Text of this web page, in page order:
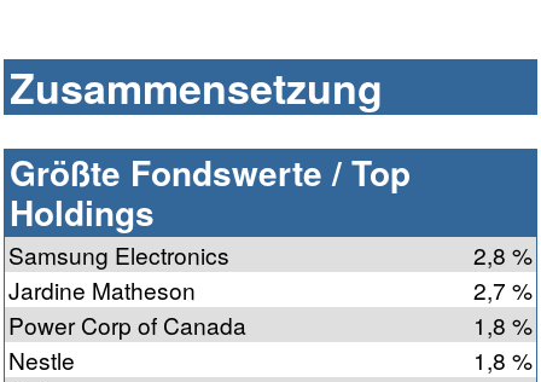
Zusammensetzung
Größte Fondswerte / Top
Holdings
Samsung Electronics
2,8 %
Jardine Matheson
2,7 %
Power Corp of Canada
1,8 %
Nestle
1,8 %